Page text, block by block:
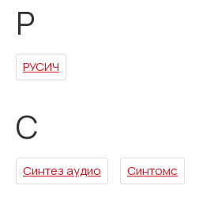
Р
РУСИЧ
С
Синтез аудио Синтомс